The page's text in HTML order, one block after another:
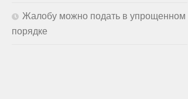
Жалобу можно подать в упрощенном
порядке